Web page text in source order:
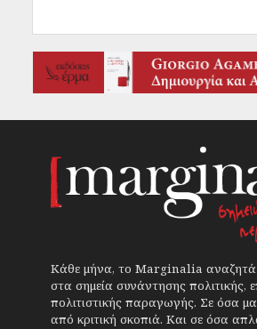
Κάθε μήνα, το Marginalia αναζητά
στα σημεία συνάντησης πολιτικής,
πολιτιστικής παραγωγής. Σε όσα
από κριτική σκοπιά. Και σε όσα